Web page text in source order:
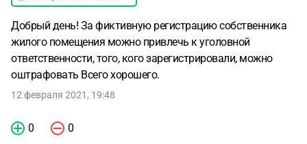
Добрый день! За фиктивную регистрацию собственника
жилого помещения можно привлечь к уголовной
ответственности, того, кого зарегистрировали, можно
оштрафовать Всего хорошего.
12 февраля 2021, 19:48
0 0